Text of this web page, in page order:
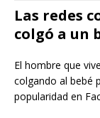
Las redes
colgó a un
El hombre que
colgando al bebé
popularidad en